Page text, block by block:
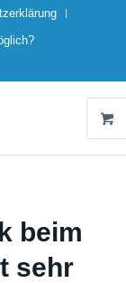
beim
sehr